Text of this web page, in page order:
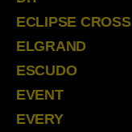
ECLIPSE CROSS
ELGRAND
ESCUDO
EVENT
EVERY